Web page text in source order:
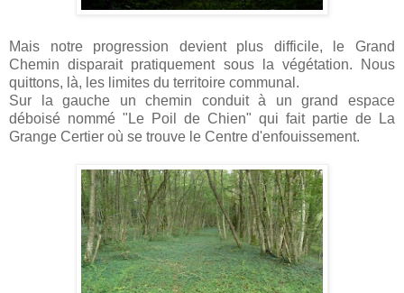
Mais notre progression devient plus difficile, le Grand
Chemin disparait pratiquement sous la végétation. Nous
quittons, là, les limites du territoire communal.
Sur la gauche un chemin conduit à un grand espace
déboisé nommé "Le Poil de Chien" qui fait partie de La
Grange Certier où se trouve le Centre d'enfouissement.